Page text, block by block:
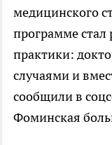
медицинского
программе стал
практики:
случаями и
сообщили в
Фоминская